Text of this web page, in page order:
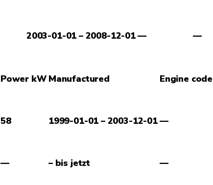
2003-01-01 – 2008-12-01— —
Power kW Manufactured Engine code
58 1999-01-01 – 2003-12-01—
— – bis jetzt —